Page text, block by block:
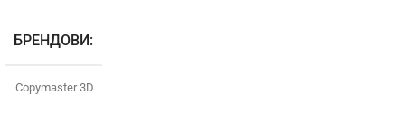
БРЕНДОВИ
Copymaster 3D